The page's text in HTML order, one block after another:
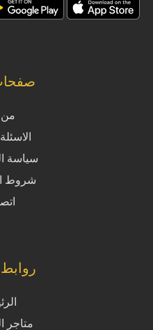
من
سياسة
شروط
متاجر